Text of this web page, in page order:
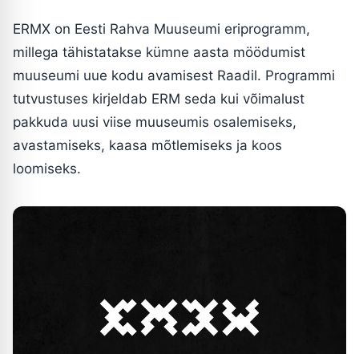
ERMX on Eesti Rahva Muuseumi eriprogramm,
millega tähistatakse kümne aasta möödumist
muuseumi uue kodu avamisest Raadil. Programmi
tutvustuses kirjeldab ERM seda kui võimalust
pakkuda uusi viise muuseumis osalemiseks,
avastamiseks, kaasa mõtlemiseks ja koos
loomiseks.